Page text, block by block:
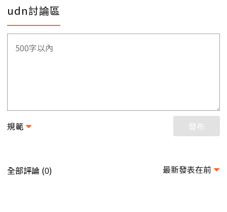
udn討論區
規範 發布
全部評論 (0) 最新發表在前